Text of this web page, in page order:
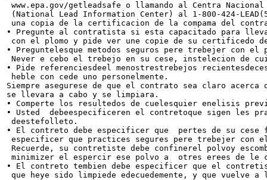
www.epa.gov/getleadsafe o llamando al Centra
(National Lead Information Center) al 1-800-424-
una copia de la certificacion de la compama del
• Pregunte al contratista si esta capacitado para
con el plomo y pide ver une copie de su certificedo
• Preguntelesque metodos seguros pere trebejer con
Never e cebo el trebejo en su cese, instelecion de
• Pide referenciesdeel menostrestrebejos
heble con cede uno personelmente.
Siempre asegurese de que el contrato sea claro
se llevara a cabo y se limpiara.
• Comperte los resultedos de cuelesquier enelisis
• Usted  debeespecificeren el contretoque sigen les
deestefolleto.
• El contreto debe especificer que  pertes de su cese
especificer que practices segures pere trebejer con el
Recuerde, su contretiste debe confinerel polvoy
minimizer el espercir ese polvo a  otres erees de le
• El contreto tembien debe especificer que el
que heye sido limpiede edecuedemente, y que vuelve